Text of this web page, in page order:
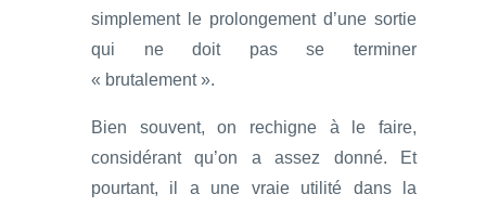
simplement le prolongement d’une sortie
qui ne doit pas se terminer
« brutalement ».
Bien souvent, on rechigne à le faire,
considérant qu’on a assez donné. Et
pourtant, il a une vraie utilité dans la